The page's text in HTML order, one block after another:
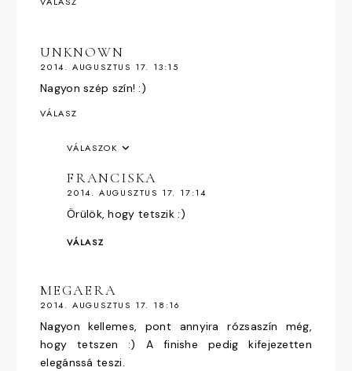
UNKNOWN
2014. AUGUSZTUS 17. 13:15
Nagyon szép szín! :)
VÁLASZ
VÁLASZOK
FRANCISKA
2014. AUGUSZTUS 17. 17:14
Örülök, hogy tetszik :)
VÁLASZ
MEGAERA
2014. AUGUSZTUS 17. 18:16
Nagyon kellemes, pont annyira rózsaszín még,
hogy tetszen :) A finishe pedig kifejezetten
elegánssá teszi.